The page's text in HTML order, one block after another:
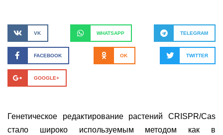
VK WHATSAPP TELEGRAM
FACEBOOK OK TWITTER
GOOGLE+
Генетическое редактирование растений CRISPR/Cas
стало широко используемым методом как в